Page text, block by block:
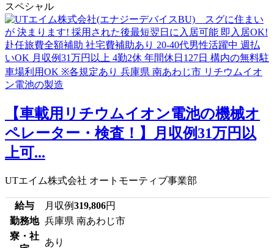
スペシャル
【車載用リチウムイオン電池の機械オ
ペレーター・検査！】月収例31万円以
上可...
UTエイム株式会社 オートモーティブ事業部
給与 月収例319,806円
勤務地 兵庫県 南あわじ市
寮・社
あり